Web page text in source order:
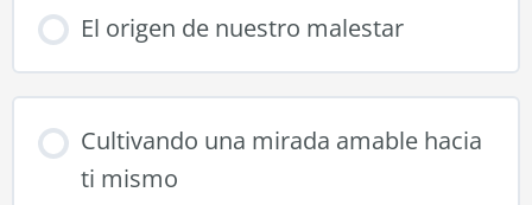
El origen de nuestro malestar
Cultivando una mirada amable hacia
ti mismo